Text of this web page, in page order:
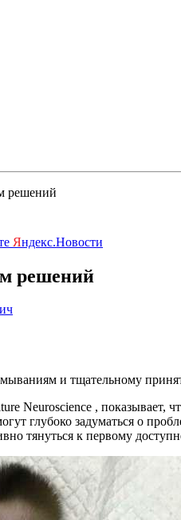
решений
Яндекс.Новости
решений
и тщательному
Neuroscience ,
глубоко задуматься о
тянуться к первому